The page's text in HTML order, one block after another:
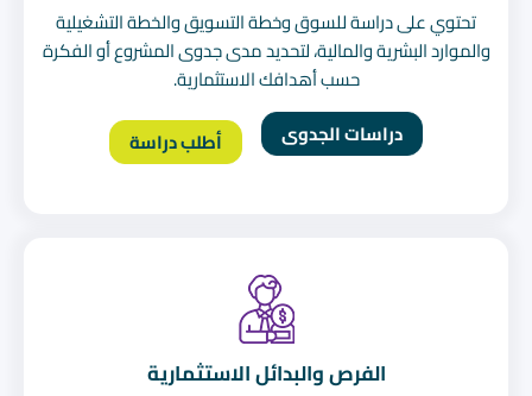
تحتوي على دراسة للسوق وخطة التسويق والخطة التشغيلية
والموارد البشرية والمالية، لتحديد مدى جدوى المشروع أو الفكرة
حسب أهدافك الاستثمارية.
دراسات الجدوى
أطلب دراسة
الفرص والبدائل الاستثمارية